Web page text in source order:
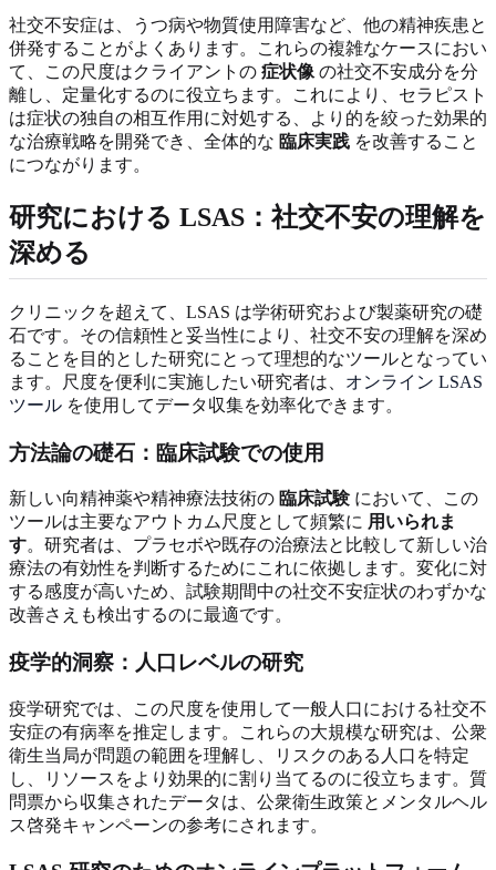
社交不安症は、うつ病や物質使用障害など、他の精神疾患と
併発することがよくあります。これらの複雑なケースにおい
て、この尺度はクライアントの 症状像 の社交不安成分を分
離し、定量化するのに役立ちます。これにより、セラピスト
は症状の独自の相互作用に対処する、より的を絞った効果的
な治療戦略を開発でき、全体的な 臨床実践 を改善すること
につながります。
研究における LSAS：社交不安の理解を
深める
クリニックを超えて、LSAS は学術研究および製薬研究の礎
石です。その信頼性と妥当性により、社交不安の理解を深め
ることを目的とした研究にとって理想的なツールとなってい
ます。尺度を便利に実施したい研究者は、 オンライン LSAS
ツール を使用してデータ収集を効率化できます。
方法論の礎石：臨床試験での使用
新しい向精神薬や精神療法技術の 臨床試験 において、この
ツールは主要なアウトカム尺度として頻繁に 用いられま
す。研究者は、プラセボや既存の治療法と比較して新しい治
療法の有効性を判断するためにこれに依拠します。変化に対
する感度が高いため、試験期間中の社交不安症状のわずかな
改善さえも検出するのに最適です。
疫学的洞察：人口レベルの研究
疫学研究では、この尺度を使用して一般人口における社交不
安症の有病率を推定します。これらの大規模な研究は、公衆
衛生当局が問題の範囲を理解し、リスクのある人口を特定
し、リソースをより効果的に割り当てるのに役立ちます。質
問票から収集されたデータは、公衆衛生政策とメンタルヘル
ス啓発キャンペーンの参考にされます。